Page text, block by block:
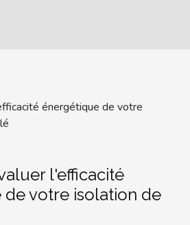
énergétique de votre
l'efficacité
votre isolation de